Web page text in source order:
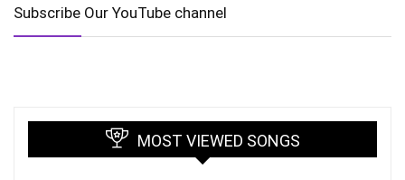
Subscribe Our YouTube channel
MOST VIEWED SONGS